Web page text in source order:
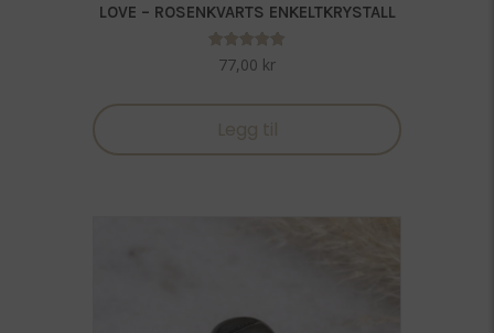
LOVE – ROSENKVARTS ENKELTKRYSTALL
Vurdert
5.00
77,00 kr
Legg til